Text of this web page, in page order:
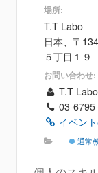
場所:
T.T Labo
日本、〒
５丁目１９
お問い合わせ:
T.T Labo
03-
イベン
通常